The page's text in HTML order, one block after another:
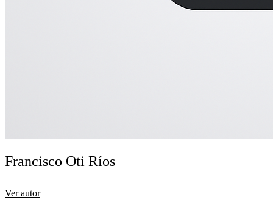
Francisco Oti Ríos
Ver autor